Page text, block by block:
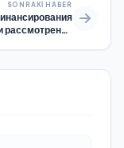
SONRAKI HABER